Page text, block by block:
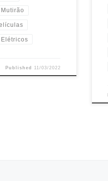
Published 11/03/2022